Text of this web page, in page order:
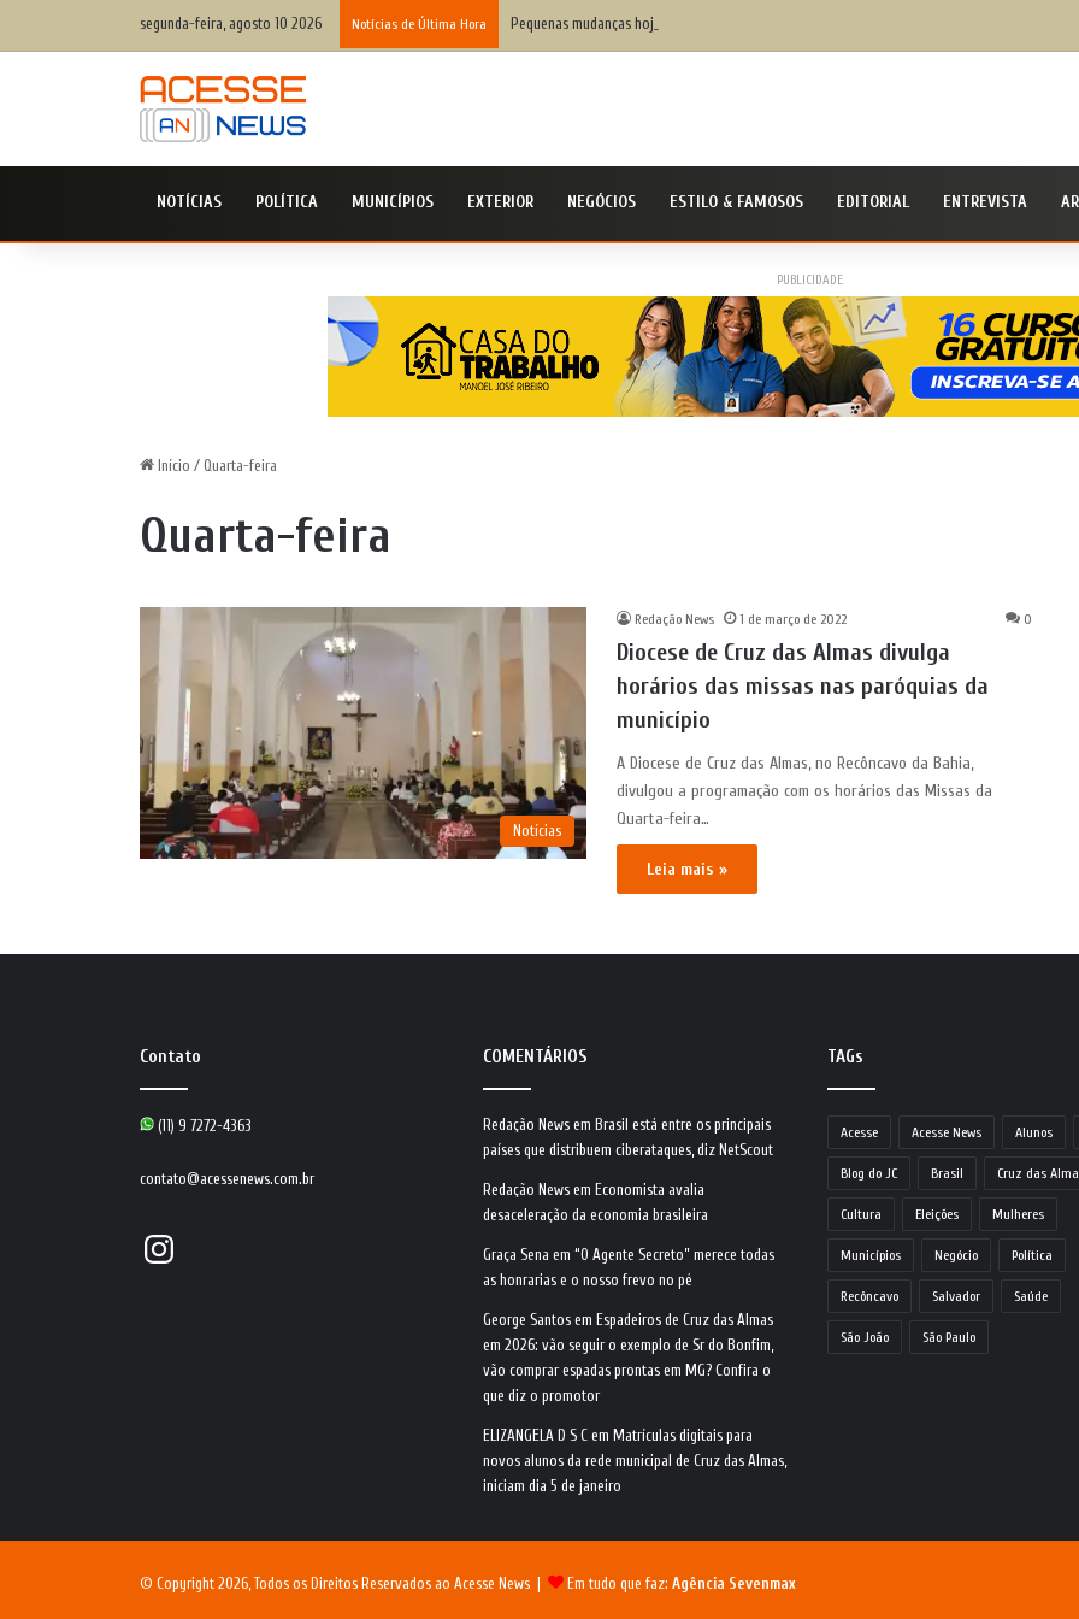
segunda-feira, agosto 10 2026 Notícias de Última Hora Pequenas mudanças hoje, mais saúde amanhã: como a alimentação ajuda a prevenir o
NOTÍCIAS POLÍTICA MUNICÍPIOS EXTERIOR NEGÓCIOS ESTILO & FAMOSOS EDITORIAL ENTREVISTA
PUBLICIDADE
Início / Quarta-feira
Quarta-feira
Notícias
Redação News 1 de março de 2022 0
Diocese de Cruz das Almas divulga
horários das missas nas paróquias da
município
A Diocese de Cruz das Almas, no Recôncavo da Bahia,
divulgou a programação com os horários das Missas da
Quarta-feira…
Leia mais »
Contato
(11) 9 7272-4363
contato@acessenews.com.br
Instagram
COMENTÁRIOS
Redação News em Brasil está entre os principais
países que distribuem ciberataques, diz NetScout
Redação News em Economista avalia
desaceleração da economia brasileira
Graça Sena em“O Agente Secreto” merece todas
as honrarias e o nosso frevo no pé
George Santos em Espadeiros de Cruz das Almas
em 2026: vão seguir o exemplo de Sr do Bonfim,
vão comprar espadas prontas em MG? Confira o
que diz o promotor
ELIZANGELA D S C em Matrículas digitais para
novos alunos da rede municipal de Cruz das Almas,
iniciam dia 5 de janeiro
TAGs
Acesse Acesse News Alunos
Blog do JC Brasil Cruz das
Cultura Eleições Mulheres
Municípios Negócio Política
Recôncavo Salvador Saúde
São João São Paulo
© Copyright 2026, Todos os Direitos Reservados ao Acesse News | Em tudo que faz: Agência Sevenmax